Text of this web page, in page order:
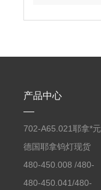
产品中心
702-A65.021耶拿*元
素分析仪反应罐
德国耶拿钨灯现货
480-450.008 /480-
450.008C耶拿镉Cd空
480-450.041/480-